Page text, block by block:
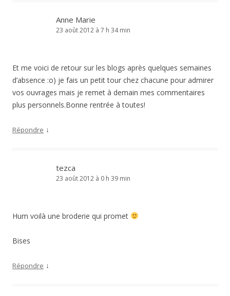
Anne Marie
23 août 2012 à 7 h 34 min
Et me voici de retour sur les blogs après quelques semaines
d’absence :o) je fais un petit tour chez chacune pour admirer
vos ouvrages mais je remet à demain mes commentaires
plus personnels.Bonne rentrée à toutes!
Répondre ↓
tezca
23 août 2012 à 0 h 39 min
Hum voilà une broderie qui promet
Bises
Répondre ↓